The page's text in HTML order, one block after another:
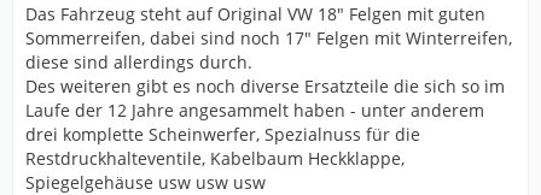
Das Fahrzeug steht auf Original VW 18" Felgen mit guten
Sommerreifen, dabei sind noch 17" Felgen mit Winterreifen,
diese sind allerdings durch.
Des weiteren gibt es noch diverse Ersatzteile die sich so im
Laufe der 12 Jahre angesammelt haben - unter anderem
drei komplette Scheinwerfer, Spezialnuss für die
Restdruckhalteventile, Kabelbaum Heckklappe,
Spiegelgehäuse usw usw usw